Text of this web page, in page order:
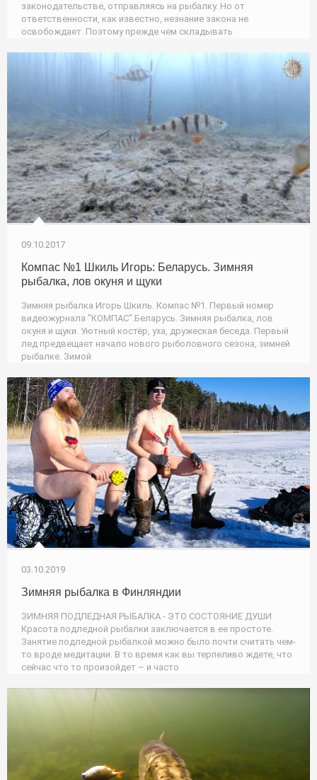
законодательстве, отправляясь на рыбалку. Но от
ответственности, как известно, незнание закона не
освобождает. Поэтому прежде чем складывать
09.10.2017
Компас №1 Шкиль Игорь: Беларусь. Зимняя
рыбалка, лов окуня и щуки
Зимняя рыбалка Игорь Шкиль. Компас №1. Первый номер
видеожурнала "КОМПАС".Беларусь. Зимняя рыбалка, лов
окуня и щуки. Уютный костёр, уха, дружеская беседа. Первый
лед предвещает начало нового рыболовного сезона, зимней
рыбалке. Зимой
03.10.2019
Зимняя рыбалка в Финляндии
ЗИМНЯЯ ПОДЛЕДНАЯ РЫБАЛКА - ЭТО СОСТОЯНИЕ ДУШИ
Красота подледной рыбалки заключается в ее простоте.
Занятие подледной рыбалкой можно было почти считать чем-
то вроде медитации. В то время как вы терпеливо ждете, что
сейчас что то произойдет – и часто